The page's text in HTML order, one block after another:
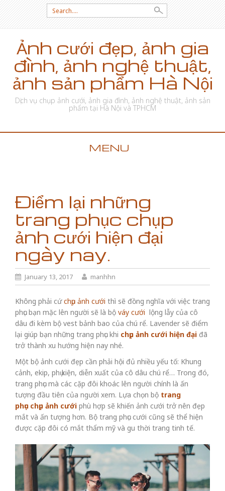
Search for:
Ảnh cưới đẹp, ảnh gia
đình, ảnh nghệ thuật,
ảnh sản phẩm Hà Nội
Dịch vụ chụp ảnh cưới, ảnh gia đình, ảnh nghệ thuật, ảnh sản
phẩm tại Hà Nội và TPHCM
MENU
Điểm lại những
trang phục chụp
ảnh cưới hiện đại
ngày nay.
January 13, 2017 manhhn
Không phải cứchụp ảnh cưới thì sẽ đồng nghĩa với việc trang
phục bạn mặc lên người sẽ là bộ váy cưới lộng lẫy của cô
dâu đi kèm bộ vest bảnh bao của chú rể. Lavender sẽ điểm
lại giúp bạn những trang phục khi chụp ảnh cưới hiện đại đã
trở thành xu hướng hiện nay nhé.
Một bộ ảnh cưới đẹp cần phải hội đủ nhiều yếu tố: Khung
cảnh, ekip, phụ kiện, diễn xuất của cô dâu chú rể… Trong đó,
trang phục mà các cặp đôi khoác lên người chính là ấn
tượng đầu tiên của người xem. Lựa chọn bộ trang
phục chụp ảnh cưới phù hợp sẽ khiến ảnh cưới trở nên đẹp
mắt và ấn tượng hơn. Bộ trang phục cưới cũng sẽ thể hiện
được cặp đôi có mắt thẩm mỹ và gu thời trang tinh tế.